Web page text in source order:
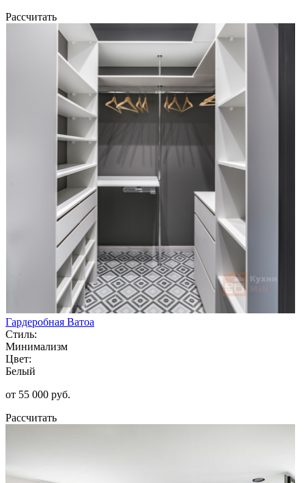
Рассчитать
Гардеробная Ватоа
Стиль:
Минимализм
Цвет:
Белый
от 55 000 руб.
Рассчитать